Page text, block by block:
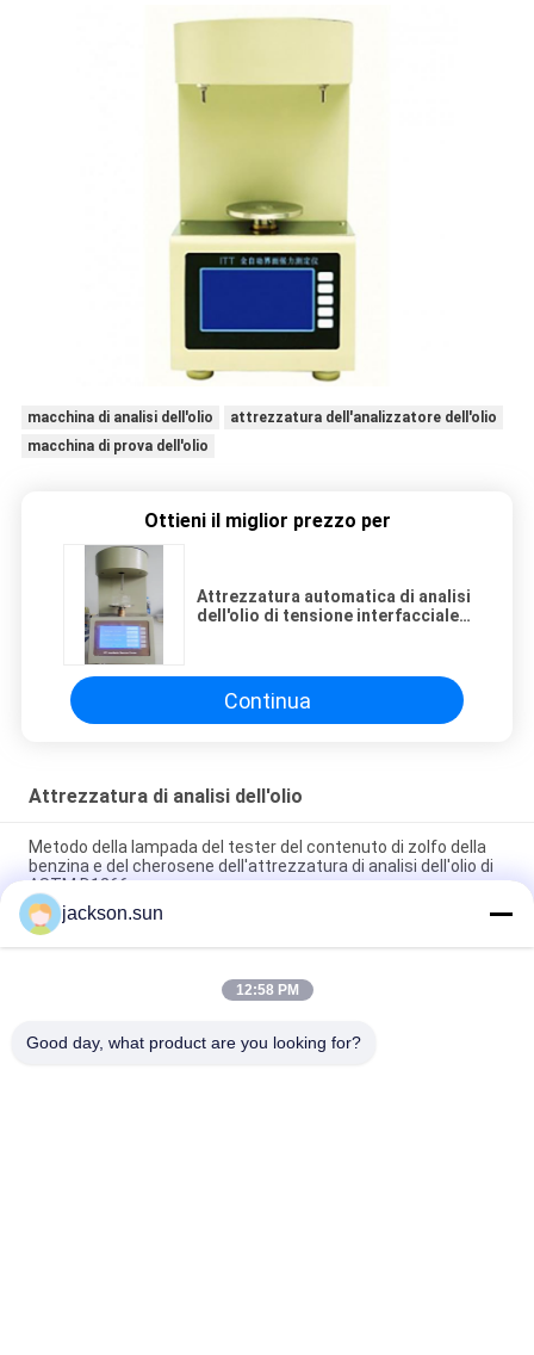
macchina di analisi dell'olio
attrezzatura dell'analizzatore dell'olio
macchina di prova dell'olio
Ottieni il miglior prezzo per
Attrezzatura automatica di analisi
dell'olio di tensione interfacciale
Continua
Attrezzatura di analisi dell'olio
Metodo della lampada del tester del contenuto di zolfo della
benzina e del cherosene dell'attrezzatura di analisi dell'olio di
ASTM D1266
Attrezzatura di analisi dell'olio di ASTM D1881 per le tendenze
di schiumatura dei liquidi refrigeranti del motore in cristalleria
Visualizzatore digitale manuale dello strumento di misura
jackson.sun
12:58 PM
Good day, what product are you looking for?